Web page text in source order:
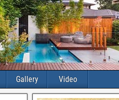
Gallery Video